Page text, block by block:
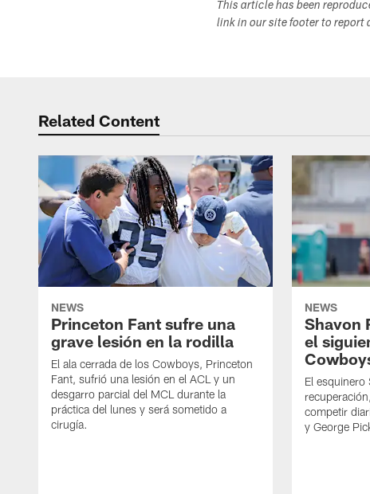
This article has been
link in our site footer to report
Related Content
NEWS
Princeton Fant sufre una
grave lesión en la rodilla
El ala cerrada de los Cowboys, Princeton
Fant, sufrió una lesión en el ACL y un
desgarro parcial del MCL durante la
práctica del lunes y será sometido a
cirugía.
NEWS
Shavon
el
El esquinero
competir
y George